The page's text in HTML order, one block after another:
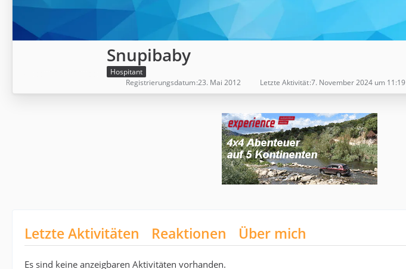
Snupibaby
Hospitant
Registrierungsdatum 23. Mai 2012 Letzte Aktivität 7. November 2024 um 11:19
Letzte Aktivitäten Reaktionen Über mich
Es sind keine anzeigbaren Aktivitäten vorhanden.